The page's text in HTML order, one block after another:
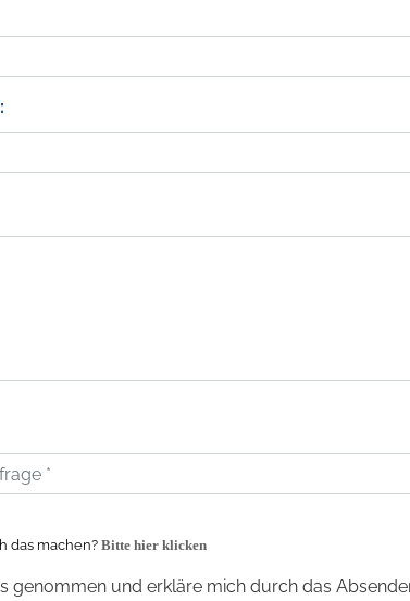
das machen? Bitte hier klicken
genommen und erkläre mich durch das